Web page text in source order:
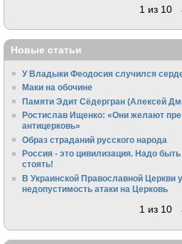
1 из 10
Новые статьи
У Владыки Феодосия случился
Маки на обочине
Памяти Эдит Сёдергран (Алексей
Ростислав Ищенко: «Они желают
антицерковь»
Образ страданий русского народа
Россия - это цивилизация. Надо
стоять!
В Украинской Православной Церкви
недопустимость атаки на Церковь
1 из 10